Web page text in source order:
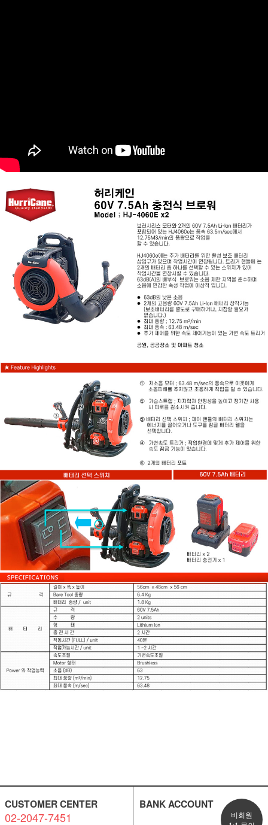
CUSTOMER CENTER
02-2047-7451
BANK ACCOUNT
비회원